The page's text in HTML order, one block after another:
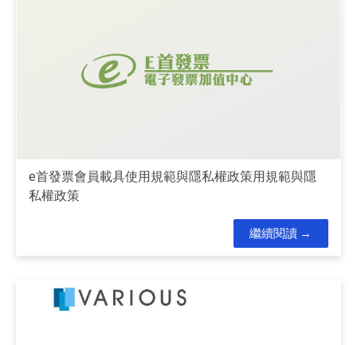
e首發票會員載具使用規範與隱私權政策用規範與隱
私權政策
繼續閱讀